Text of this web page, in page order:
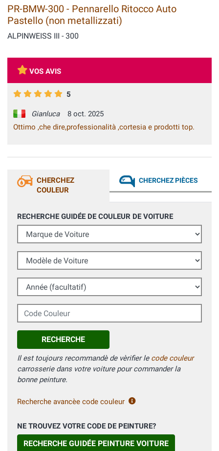
PR-BMW-300 - Pennarello Ritocco Auto
Pastello (non metallizzati)
ALPINWEISS III - 300
VOS AVIS
5
Gianluca
8 oct. 2025
Ottimo ,che dire,professionalità ,cortesia e prodotti top.
CHERCHEZ
COULEUR
CHERCHEZ PIÈCES
RECHERCHE GUIDÉE DE COULEUR DE VOITURE
Marque de Voiture
Modèle de Voiture
Année (facultatif)
Code Couleur
RECHERCHE
Il est toujours recommandè de vèrifier le code couleur
carrosserie dans votre voiture pour commander la
bonne peinture.
Recherche avancèe code couleur
NE TROUVEZ VOTRE CODE DE PEINTURE?
RECHERCHE GUIDÉE PEINTURE VOITURE